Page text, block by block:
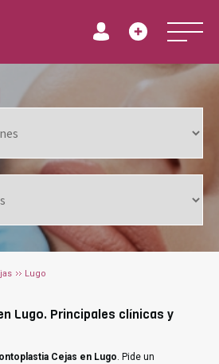
Lugo
Lugo. Principales clínicas y
Cejas en Lugo. Pide un